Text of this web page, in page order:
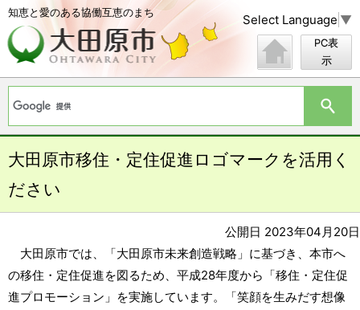
知恵と愛のある協働互恵のまち Select Language ▼
PC表
示
大田原市移住・定住促進ロゴマークを活用く
ださい
公開日 2023年04月20日
大田原市では、「大田原市未来創造戦略」に基づき、本市へ
の移住・定住促進を図るため、平成28年度から「移住・定住促
進プロモーション」を実施しています。「笑顔を生みだす想像